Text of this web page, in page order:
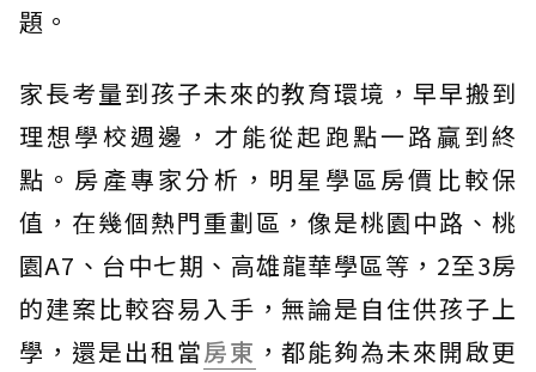
題。
家長考量到孩子未來的教育環境，早早搬到
理想學校週邊，才能從起跑點一路贏到終
點。房產專家分析，明星學區房價比較保
值，在幾個熱門重劃區，像是桃園中路、桃
園A7、台中七期、高雄龍華學區等，2至3房
的建案比較容易入手，無論是自住供孩子上
學，還是出租當房東 ，都能夠為未來開啟更